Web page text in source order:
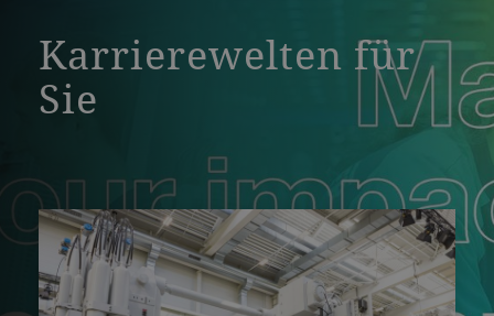
Karrierewelten für
Sie